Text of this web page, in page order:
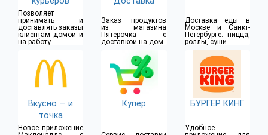
Позволяет
принимать и
доставлять заказы
клиентам домой и
на работу
Заказ продуктов
из магазина
Пятерочка с
доставкой на дом
Доставка еды в
Москве и Санкт-
Петербурге: пицца,
роллы, суши
Вкусно — и
точка
Новое приложение
Купер БУРГЕР КИНГ
Удобное